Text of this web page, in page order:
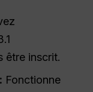
être inscrit.
Fonctionne